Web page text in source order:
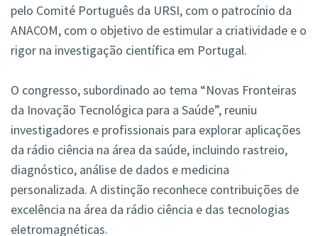
pelo Comité Português da URSI, com o patrocínio da
ANACOM, com o objetivo de estimular a criatividade e o
rigor na investigação científica em Portugal.
O congresso, subordinado ao tema “Novas Fronteiras
da Inovação Tecnológica para a Saúde”, reuniu
investigadores e profissionais para explorar aplicações
da rádio ciência na área da saúde, incluindo rastreio,
diagnóstico, análise de dados e medicina
personalizada. A distinção reconhece contribuições de
excelência na área da rádio ciência e das tecnologias
eletromagnéticas.